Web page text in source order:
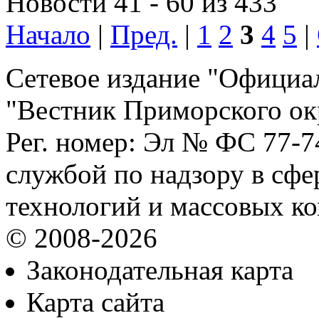
Начало | Пред. | 1 2 3 4 5 |
Сетевое издание
"Вестник Приморского
Рег. номер: Эл № ФС 77-
службой по надзору в
технологий и массовых
© 2008-2026
Законодательная карта
Карта сайта